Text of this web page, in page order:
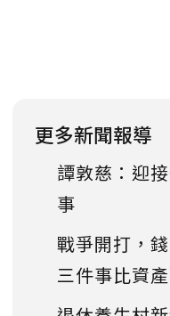
更多新聞報導
譚敦慈：迎
事
戰爭開打，
三件事比資